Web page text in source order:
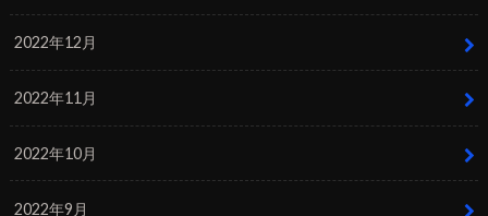
2022年12月
2022年11月
2022年10月
2022年9月